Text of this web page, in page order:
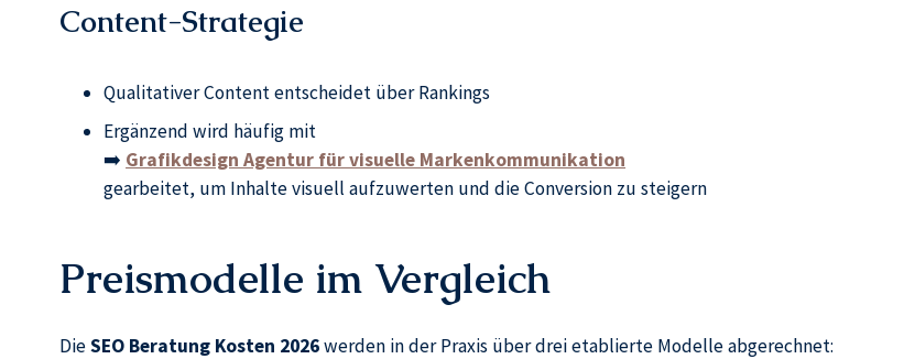
Content-Strategie
Qualitativer Content entscheidet über Rankings
Ergänzend wird häufig mit
➡️ Grafikdesign Agentur für visuelle Markenkommunikation
gearbeitet, um Inhalte visuell aufzuwerten und die Conversion zu steigern
Preismodelle im Vergleich
DieSEO Beratung Kosten 2026werden in der Praxis über drei etablierte Modelle abgerechnet: